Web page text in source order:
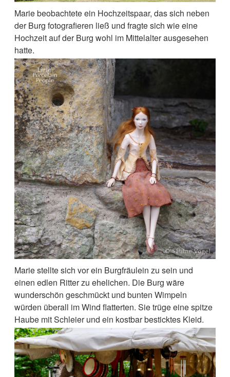
Marie beobachtete ein Hochzeitspaar, das sich neben
der Burg fotografieren ließ und fragte sich wie eine
Hochzeit auf der Burg wohl im Mittelalter ausgesehen
hatte.
Marie stellte sich vor ein Burgfräulein zu sein und
einen edlen Ritter zu ehelichen. Die Burg wäre
wunderschön geschmückt und bunten Wimpeln
würden überall im Wind flatterten. Sie trüge eine spitze
Haube mit Schleier und ein kostbar besticktes Kleid.